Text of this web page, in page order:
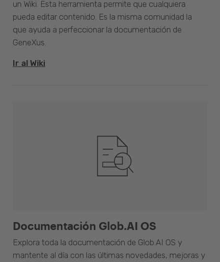
un Wiki. Esta herramienta permite que cualquiera
pueda editar contenido. Es la misma comunidad la
que ayuda a perfeccionar la documentación de
GeneXus.
Ir al Wiki
Documentación Glob.AI OS
Explora toda la documentación de Glob.AI OS y
mantente al día con las últimas novedades, mejoras y